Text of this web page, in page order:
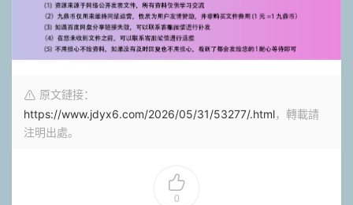
原文鏈接：
https://www.jdyx6.com/2026/05/31/53277/.html，轉載請
注明出處。
0